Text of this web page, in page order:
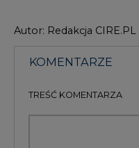
Autor: Redakcja CIRE.PL
KOMENTARZE
TREŚĆ KOMENTARZA